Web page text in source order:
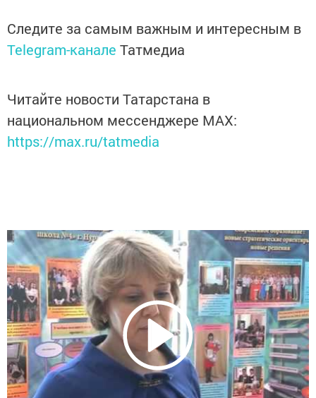
Следите за самым важным и интересным в
Telegram-канале Татмедиа
Читайте новости Татарстана в
национальном мессенджере MАХ:
https://max.ru/tatmedia